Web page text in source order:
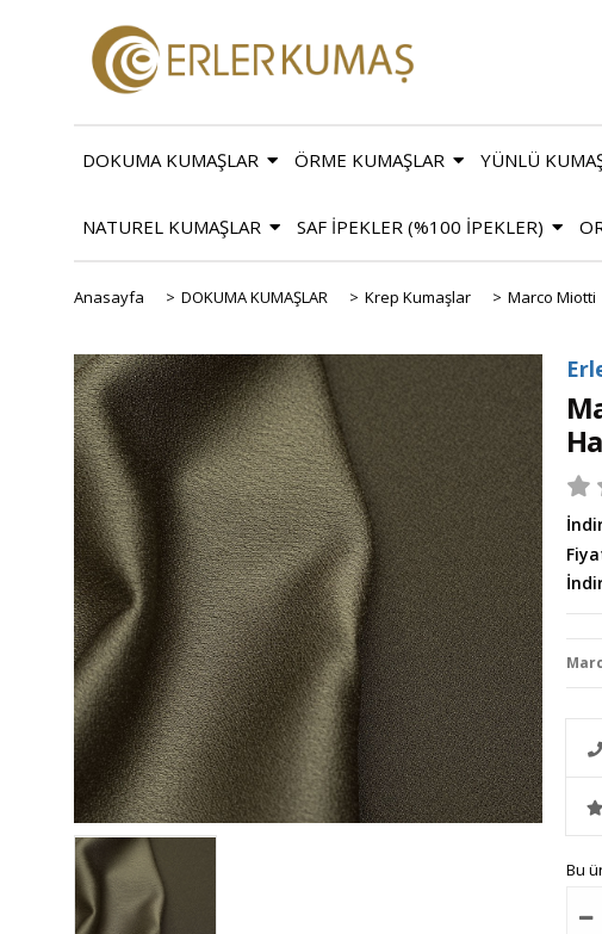
DOKUMA KUMAŞLAR ÖRME KUMAŞLAR YÜNLÜ
NATUREL KUMAŞLAR SAF İPEKLER (%100 İPEKLER)
Anasayfa > DOKUMA KUMAŞLAR > Krep Kumaşlar > Marco Miotti
Bu